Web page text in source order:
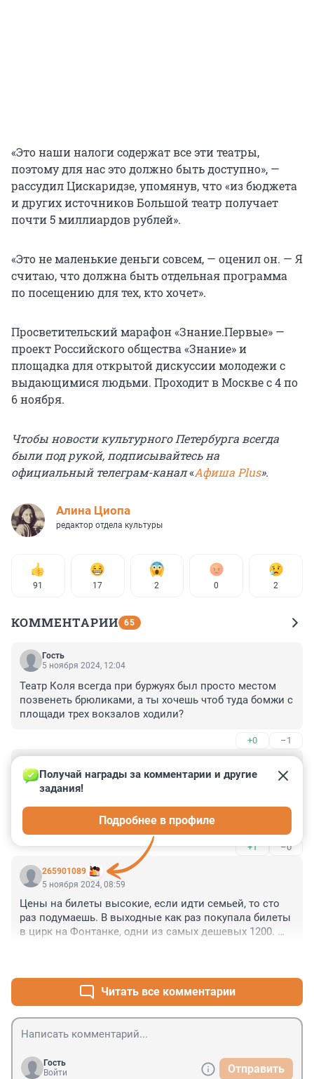
«Это наши налоги содержат все эти театры,
поэтому для нас это должно быть доступно», —
рассудил Цискаридзе, упомянув, что «из бюджета
и других источников Большой театр получает
почти 5 миллиардов рублей».
«Это не маленькие деньги совсем, — оценил он. — Я
считаю, что должна быть отдельная программа
по посещению для тех, кто хочет».
Просветительский марафон «Знание.Первые» —
проект Российского общества «Знание» и
площадка для открытой дискуссии молодежи с
выдающимися людьми. Проходит в Москве с 4 по
6 ноября.
Чтобы новости культурного Петербурга всегда
были под рукой, подписывайтесь на
официальный телеграм-канал«Афиша Plus».
Алина Циопа
редактор отдела культуры
91 17 2 0 2
КОММЕНТАРИИ 65
Гость
5 ноября 2024, 12:04
Театр Коля всегда при буржуях был просто местом
позвенеть брюликами, а ты хочешь чтоб туда бомжи с
площади трех вокзалов ходили?
+0 –1
5 ноября 2024, 09:55
Помнится, в прошлом году на балет с участием
Цискаридзе билеты были впятеро дороже обычного,
поэтому, не лучше ль на себя оборотиться?
+1 –0
265901089
Получай награды за комментарии и другие
задания!
Подробнее в профиле
5 ноября 2024, 08:59
Цены на билеты высокие, если идти семьей, то сто
раз подумаешь. В выходные как раз покупала билеты
в цирк на Фонтанке, одни из самых дешевых 1200.
получают самое большее 26500 до вычета налогов.
Много она билетов купить сможет? А каникулы
зимние длинные. И не надо писать, что каждый
выбирает работу сам. Мы без наших помощников, как
без рук, за что им низкий поклон.
Читать все комментарии
Гость
Войти
Отправить